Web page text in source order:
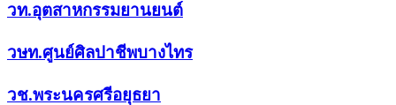
วท.อุตสาหกรรมยานยนต์
วษท.ศูนย์ศิลปาชีพบางไทร
วช.พระนครศรีอยุธยา